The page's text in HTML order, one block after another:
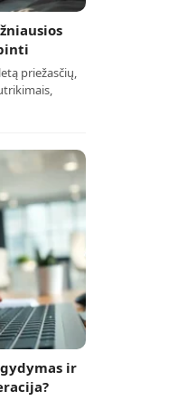
priežasčių,
ir